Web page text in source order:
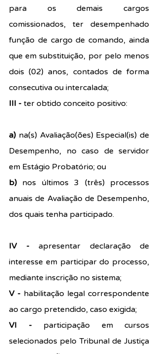
para os demais cargos
comissionados, ter desempenhado
função de cargo de comando, ainda
que em substituição, por pelo menos
dois (02) anos, contados de forma
consecutiva ou intercalada;
III - ter obtido conceito positivo:
a) na(s) Avaliação(ões) Especial(is) de
Desempenho, no caso de servidor
em Estágio Probatório; ou
b) nos últimos 3 (três) processos
anuais de Avaliação de Desempenho,
dos quais tenha participado.
IV - apresentar declaração de
interesse em participar do processo,
mediante inscrição no sistema;
V - habilitação legal correspondente
ao cargo pretendido, caso exigida;
VI - participação em cursos
selecionados pelo Tribunal de Justiça